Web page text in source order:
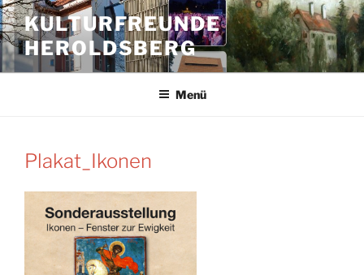
Zum
Inhalt
springen
KULTURFREUNDE
HEROLDSBERG
Menü
Plakat_Ikonen